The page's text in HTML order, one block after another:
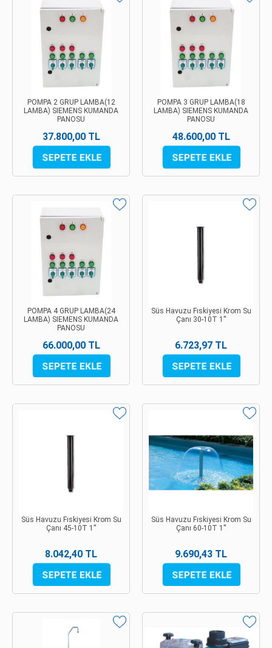
POMPA 2 GRUP LAMBA(12
LAMBA) SIEMENS KUMANDA
PANOSU
37.800,00 TL
POMPA 3 GRUP LAMBA(18
LAMBA) SIEMENS KUMANDA
PANOSU
48.600,00 TL
POMPA 4 GRUP LAMBA(24
LAMBA) SIEMENS KUMANDA
PANOSU
66.000,00 TL
Süs Havuzu Fıskiyesi Krom Su
Çanı 30-10T 1''
6.723,97 TL
Süs Havuzu Fıskiyesi Krom Su
Çanı 45-10T 1''
8.042,40 TL
Süs Havuzu Fıskiyesi Krom Su
Çanı 60-10T 1''
9.690,43 TL